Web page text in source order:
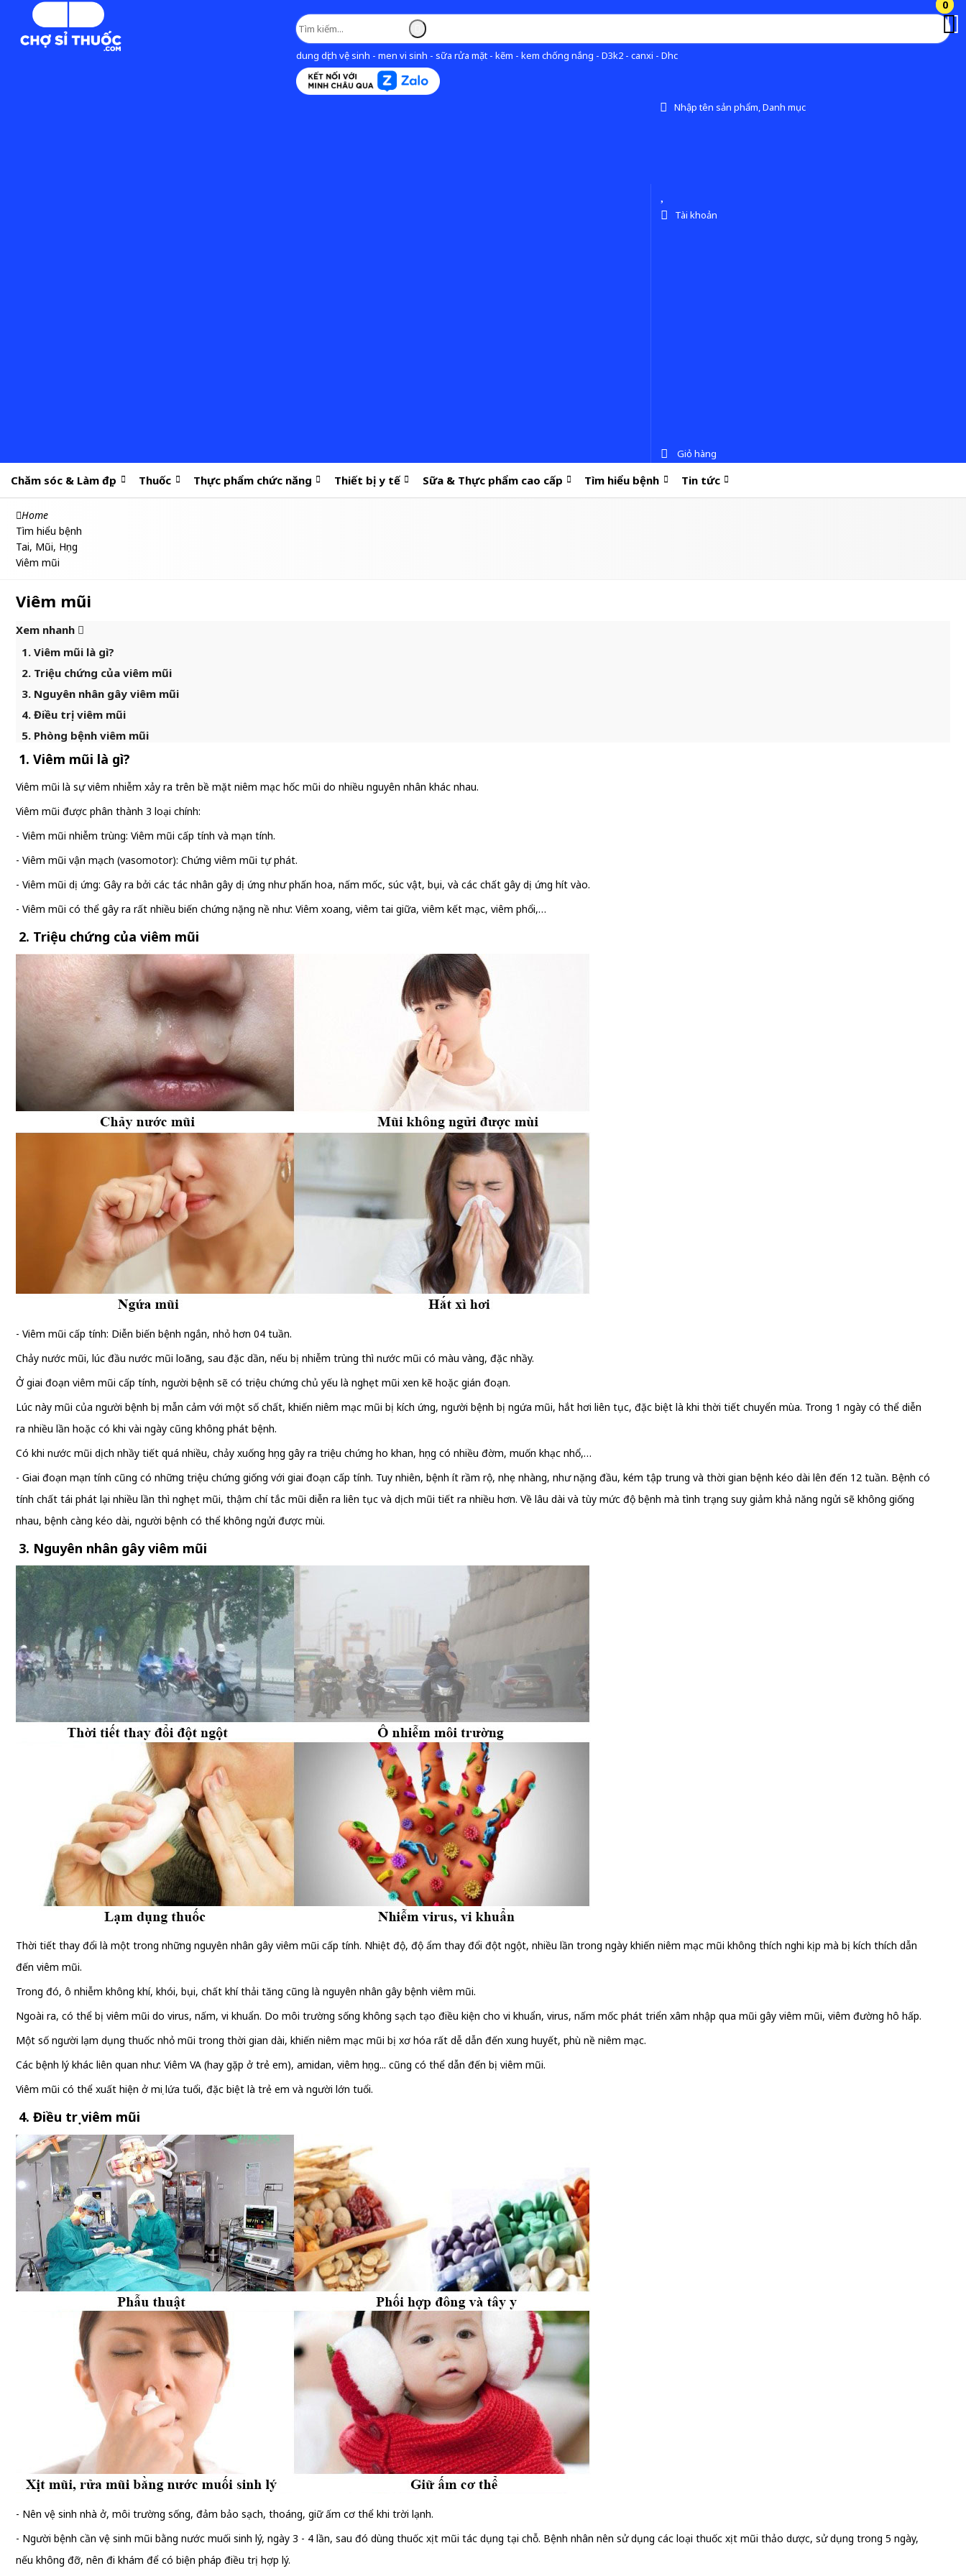
dung dịch vệ sinh - men vi sinh - sữa rửa mặt - kẽm - kem chống nắng - D3k2 - canxi - Dhc
Nhập tên sản phẩm, Danh mục
0
Tài khoản
0
Giỏ hàng
Chăm sóc & Làm đẹp Thuốc Thực phẩm chức năng Thiết bị y tế Sữa & Thực phẩm cao cấp Tìm hiểu bệnh Tin tức
Home
Tìm hiểu bệnh
Tai, Mũi, Họng
Viêm mũi
Viêm mũi
Xem nhanh
1. Viêm mũi là gì?
2. Triệu chứng của viêm mũi
3. Nguyên nhân gây viêm mũi
4. Điều trị viêm mũi
5. Phòng bệnh viêm mũi
1. Viêm mũi là gì?
Viêm mũi là sự viêm nhiễm xảy ra trên bề mặt niêm mạc hốc mũi do nhiều nguyên nhân khác nhau.
Viêm mũi được phân thành 3 loại chính:
- Viêm mũi nhiễm trùng: Viêm mũi cấp tính và mạn tính.
- Viêm mũi vận mạch (vasomotor): Chứng viêm mũi tự phát.
- Viêm mũi dị ứng: Gây ra bởi các tác nhân gây dị ứng như phấn hoa, nấm mốc, súc vật, bụi, và các chất gây dị ứng hít vào.
- Viêm mũi có thể gây ra rất nhiều biến chứng nặng nề như: Viêm xoang, viêm tai giữa, viêm kết mạc, viêm phổi,…
2. Triệu chứng của viêm mũi
- Viêm mũi cấp tính: Diễn biến bệnh ngắn, nhỏ hơn 04 tuần.
Chảy nước mũi, lúc đầu nước mũi loãng, sau đặc dần, nếu bị nhiễm trùng thì nước mũi có màu vàng, đặc nhầy.
Ở giai đoạn viêm mũi cấp tính, người bệnh sẽ có triệu chứng chủ yếu là nghẹt mũi xen kẽ hoặc gián đoạn.
Lúc này mũi của người bệnh bị mẫn cảm với một số chất, khiến niêm mạc mũi bị kích ứng, người bệnh bị ngứa mũi, hắt hơi liên tục, đặc biệt là khi thời tiết chuyển mùa. Trong 1 ngày có thể diễn
ra nhiều lần hoặc có khi vài ngày cũng không phát bệnh.
Có khi nước mũi dịch nhầy tiết quá nhiều, chảy xuống họng gây ra triệu chứng ho khan, họng có nhiều đờm, muốn khạc nhổ,…
- Giai đoạn mạn tính cũng có những triệu chứng giống với giai đoạn cấp tính. Tuy nhiên, bệnh ít rầm rộ, nhẹ nhàng, như nặng đầu, kém tập trung và thời gian bệnh kéo dài lên đến 12 tuần. Bệnh có
tính chất tái phát lại nhiều lần thì nghẹt mũi, thậm chí tắc mũi diễn ra liên tục và dịch mũi tiết ra nhiều hơn. Về lâu dài và tùy mức độ bệnh mà tình trạng suy giảm khả năng ngửi sẽ không giống
nhau, bệnh càng kéo dài, người bệnh có thể không ngửi được mùi.
3. Nguyên nhân gây viêm mũi
Thời tiết thay đổi là một trong những nguyên nhân gây viêm mũi cấp tính. Nhiệt độ, độ ẩm thay đổi đột ngột, nhiều lần trong ngày khiến niêm mạc mũi không thích nghi kịp mà bị kích thích dẫn
đến viêm mũi.
Trong đó, ô nhiễm không khí, khói, bụi, chất khí thải tăng cũng là nguyên nhân gây bệnh viêm mũi.
Ngoài ra, có thể bị viêm mũi do virus, nấm, vi khuẩn. Do môi trường sống không sạch tạo điều kiện cho vi khuẩn, virus, nấm mốc phát triển xâm nhập qua mũi gây viêm mũi, viêm đường hô hấp.
Một số người lạm dụng thuốc nhỏ mũi trong thời gian dài, khiến niêm mạc mũi bị xơ hóa rất dễ dẫn đến xung huyết, phù nề niêm mạc.
Các bệnh lý khác liên quan như: Viêm VA (hay gặp ở trẻ em), amidan, viêm họng... cũng có thể dẫn đến bị viêm mũi.
Viêm mũi có thể xuất hiện ở mọi lứa tuổi, đặc biệt là trẻ em và người lớn tuổi.
4. Điều trị viêm mũi
- Nên vệ sinh nhà ở, môi trường sống, đảm bảo sạch, thoáng, giữ ấm cơ thể khi trời lạnh.
- Người bệnh cần vệ sinh mũi bằng nước muối sinh lý, ngày 3 - 4 lần, sau đó dùng thuốc xịt mũi tác dụng tại chỗ. Bệnh nhân nên sử dụng các loại thuốc xịt mũi thảo dược, sử dụng trong 5 ngày,
nếu không đỡ, nên đi khám để có biện pháp điều trị hợp lý.